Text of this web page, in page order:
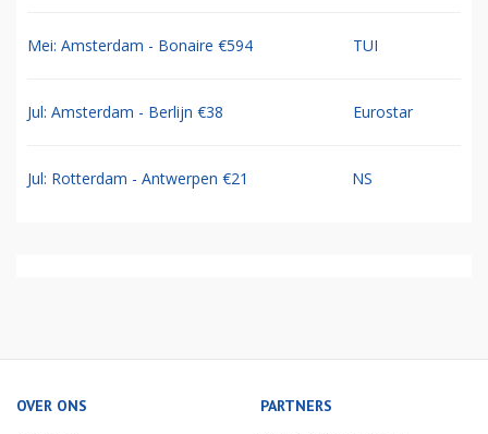
Mei: Amsterdam - Bonaire €594 TUI
Jul: Amsterdam - Berlijn €38 Eurostar
Jul: Rotterdam - Antwerpen €21 NS
OVER ONS PARTNERS